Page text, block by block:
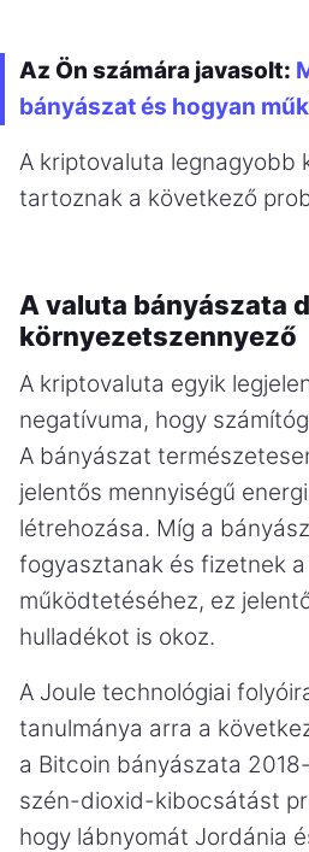
Az Ön számára javasolt:
bányászat és hogyan
A kriptovaluta legnagyobb
tartoznak a következő
A valuta bányászata
környezetszennyező
A kriptovaluta egyik
negatívuma, hogy
A bányászat
jelentős mennyiségű
létrehozása. Míg a
fogyasztanak és fizetnek
működtetéséhez, ez
hulladékot is okoz.
A Joule technológiai
tanulmánya arra a
a Bitcoin bányászata
szén-dioxid-kibocsátást
hogy lábnyomát Jordánia